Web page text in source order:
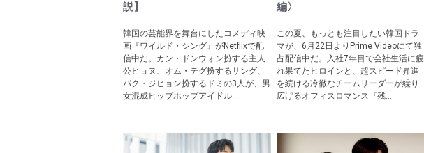
説】
韓国の芸能界を舞台にしたコメディ映
画『ワイルド・シング』がNetflixで配
信中だ。カン・ドンウォン扮する主人
公ヒョヌ、オム・テグ扮するサング、
パク・ジヒョン扮するドミの3人が、男
女混成ヒップホップアイドル...
編〉
この夏、もっとも注目したい韓国ドラ
マが、6月22日よりPrime Videoにて独
占配信中だ。入社7年目で会社生活に疲
れ果てたヒロインと、超スピード昇進
を続ける冷徹なチームリーダーが繰り
広げるオフィスロマンス『残...